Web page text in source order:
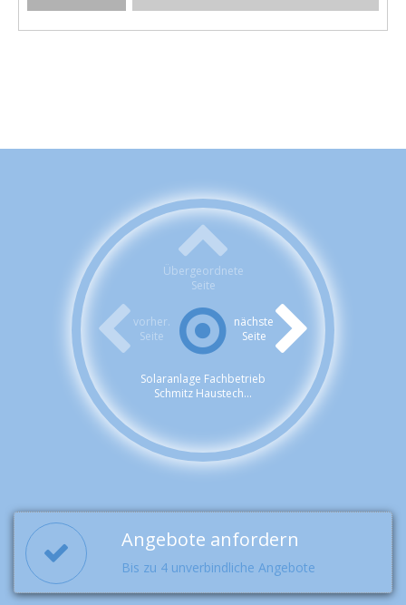
Übergeordnete
Seite
vorher.
Seite
nächste
Seite
Solaranlage Fachbetrieb
Schmitz Haustech...
Angebote anfordern
Bis zu 4 unverbindliche Angebote